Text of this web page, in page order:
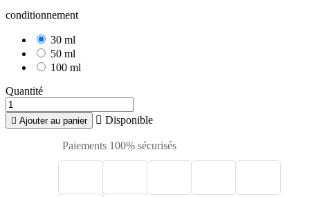
conditionnement
30 ml
50 ml
100 ml
Quantité
 Ajouter au panier  Disponible
Paiements 100% sécurisés